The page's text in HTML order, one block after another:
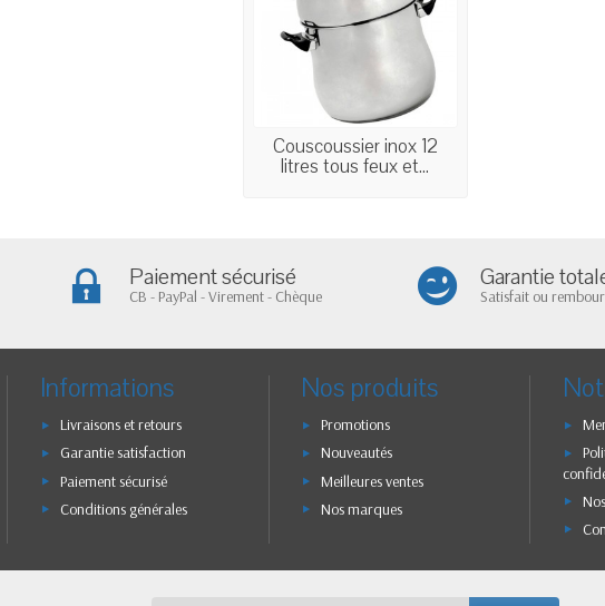
Couscoussier inox 12
litres tous feux et...
Paiement sécurisé
CB - PayPal - Virement - Chèque
Garantie
Satisfait ou
Informations
Livraisons et retours
Garantie satisfaction
Paiement sécurisé
Conditions générales
Nos produits
Promotions
Nouveautés
Meilleures ventes
Nos marques